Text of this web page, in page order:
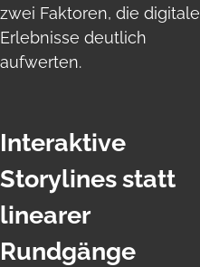
zwei Faktoren, die digitale
Erlebnisse deutlich
aufwerten.
Interaktive
Storylines statt
linearer
Rundgänge